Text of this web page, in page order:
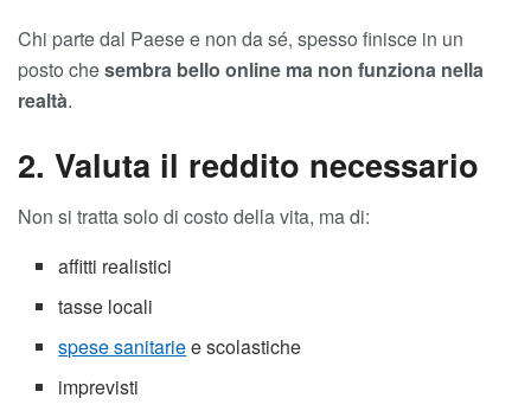
Chi parte dal Paese e non da sé, spesso finisce in un
posto chesembra bello online ma non funziona nella
realtà.
2. Valuta il reddito necessario
Non si tratta solo di costo della vita, ma di:
affitti realistici
tasse locali
spese sanitariee scolastiche
imprevisti